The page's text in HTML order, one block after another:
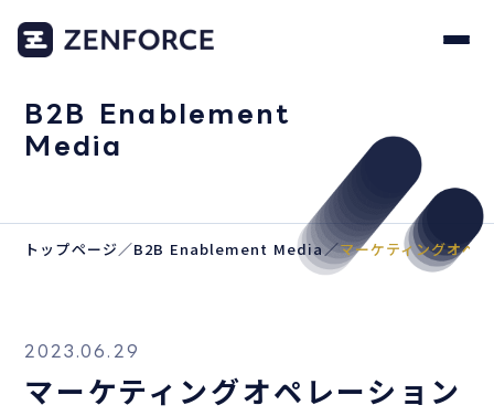
B2B Enablement
Media
トップページ／B2B Enablement Media／マーケティングオペ
2023.06.29
マーケティングオペレーション